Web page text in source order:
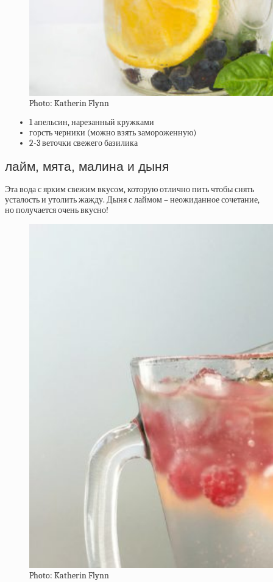
Photo: Katherin Flynn
1 апельсин, нарезанный кружками
горсть черники (можно взять замороженную)
2-3 веточки свежего базилика
лайм, мята, малина и дыня
Эта вода с ярким свежим вкусом, которую отлично пить чтобы снять
усталость и утолить жажду. Дыня с лаймом – неожиданное сочетание,
но получается очень вкусно!
Photo: Katherin Flynn